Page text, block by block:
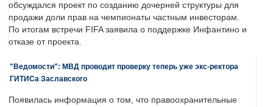
обсуждался проект по созданию дочерней структуры для
продажи доли прав на чемпионаты частным инвесторам.
По итогам встречи FIFA заявила о поддержке Инфантино и
отказе от проекта.
"Ведомости": МВД проводит проверку теперь уже экс-ректора
ГИТИСа Заславского
Появилась информация о том, что правоохранительные